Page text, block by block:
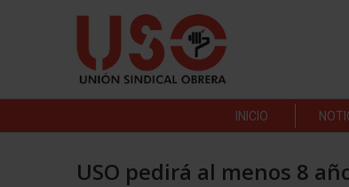
INICIO
USO pedirá al menos 8